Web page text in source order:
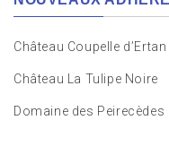
Château Coupelle
Château La Tulipe Noire
Domaine des Peirecèdes